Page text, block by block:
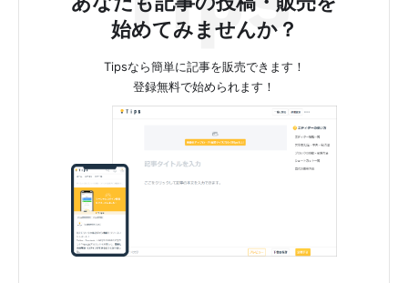
始めてみませんか？
Tipsなら簡単に記事を販売できます！
登録無料で始められます！